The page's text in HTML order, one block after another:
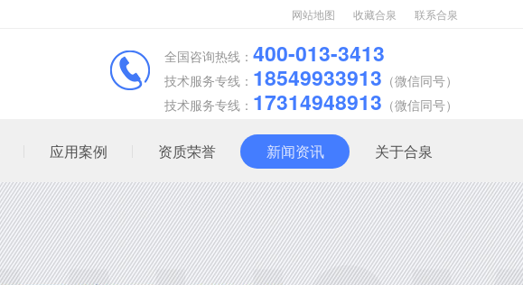
网站地图 收藏合泉 联系合泉
全国咨询热线： 400-013-3413
技术服务专线： 18549933913 （微信同号）
技术服务专线： 17314948913 （微信同号）
应用案例 资质荣誉 新闻资讯 关于合泉